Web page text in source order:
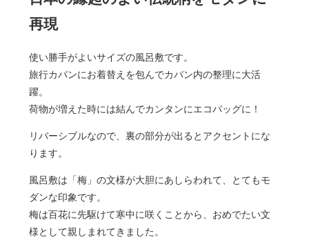
再現
使い勝手がよいサイズの風呂敷です。
旅行カバンにお着替えを包んでカバン内の整理に大活
躍。
荷物が増えた時には結んでカンタンにエコバッグに！
リバーシブルなので、裏の部分が出るとアクセントにな
ります。
風呂敷は「梅」の文様が大胆にあしらわれて、とてもモ
ダンな印象です。
梅は百花に先駆けて寒中に咲くことから、おめでたい文
様として親しまれてきました。